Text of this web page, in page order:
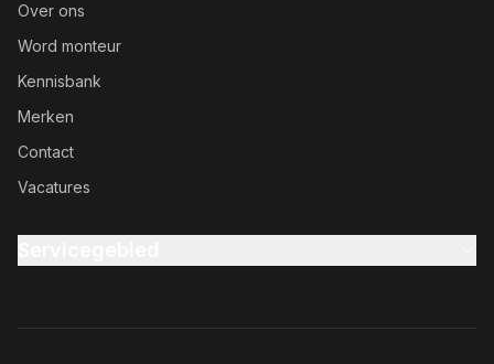
Over ons
Word monteur
Kennisbank
Merken
Contact
Vacatures